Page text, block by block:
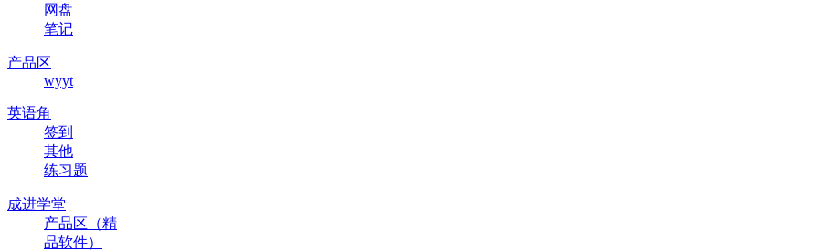
网盘
笔记
产品区
wyyt
英语角
签到
其他
练习题
成进学堂
产品区（精
品软件）